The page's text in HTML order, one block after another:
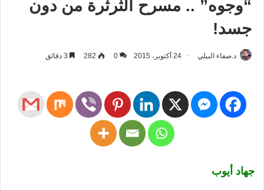
“وجوه” .. مسرح الثرثرة من دون
جسد!
د.صفاء البيلي 24 أكتوبر، 2015 0
282
جهاد أيوب